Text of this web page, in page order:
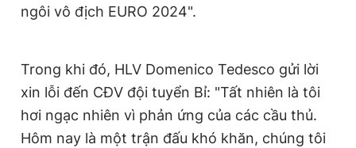
ngôi vô địch EURO 2024".
Trong khi đó, HLV Domenico Tedesco gửi lời
xin lỗi đến CĐV đội tuyển Bỉ: "Tất nhiên là tôi
hơi ngạc nhiên vì phản ứng của các cầu thủ.
Hôm nay là một trận đấu khó khăn, chúng tôi